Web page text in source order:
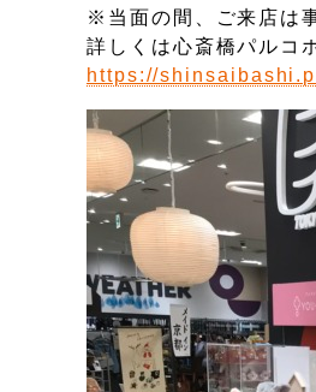
※当面の間、ご来店は
詳しくは心斎橋パルコ
https://